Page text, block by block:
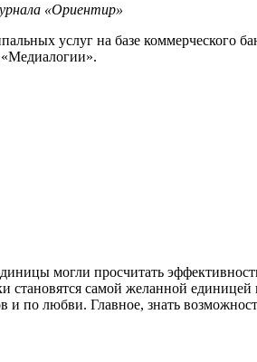
«Ориентир»
услуг на базе коммерческого
могли просчитать
самой желанной единицей
и по любви. Главное, знать